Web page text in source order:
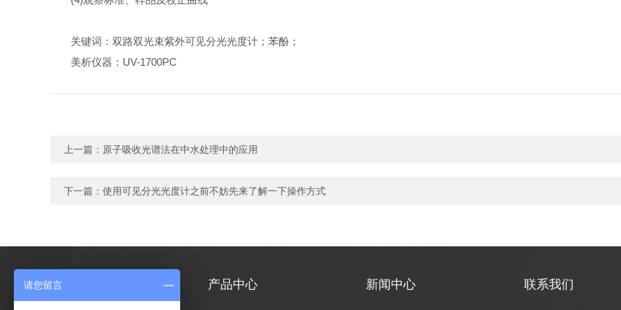
关键词：双路双光束紫外可见分光光度计；苯酚；
美析仪器：UV-1700PC
上一篇： 原子吸收光谱法在中水处理中的应用
下一篇： 使用可见分光光度计之前不妨先来了解一下操作方式
关于我们 产品中心 新闻中心 联系我们
请您留言